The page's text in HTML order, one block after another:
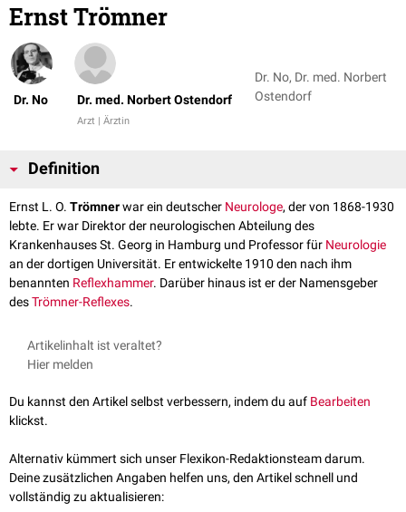
Ernst Trömner
Dr. No Dr. med. Norbert Ostendorf
Arzt | Ärztin
Dr. No, Dr. med. Norbert
Ostendorf
Definition
Ernst L. O. Trömnerwar ein deutscher Neurologe, der von 1868-1930
lebte. Er war Direktor der neurologischen Abteilung des
Krankenhauses St. Georg in Hamburg und Professor für Neurologie
an der dortigen Universität. Er entwickelte 1910 den nach ihm
benannten Reflexhammer. Darüber hinaus ist er der Namensgeber
desTrömner-Reflexes.
Artikelinhalt ist veraltet?
Hier melden
Du kannst den Artikel selbst verbessern, indem du auf Bearbeiten
klickst.
Alternativ kümmert sich unser Flexikon-Redaktionsteam darum.
Deine zusätzlichen Angaben helfen uns, den Artikel schnell und
vollständig zu aktualisieren: